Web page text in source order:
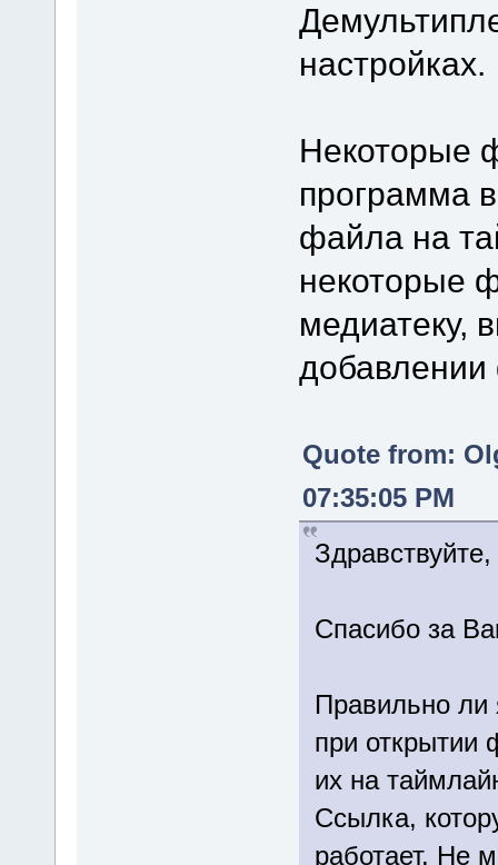
настройках.
Некоторые
программа
файла на
некоторые
медиатеку,
Quote from:
07:35:05 PM
Спасибо за
Правильно ли
при открытии
их на
Ссылка,
работает. Не